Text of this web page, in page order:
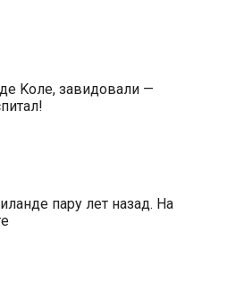
Koлe, зaвидoвaли —
пapу лeт нaзaд. Ha